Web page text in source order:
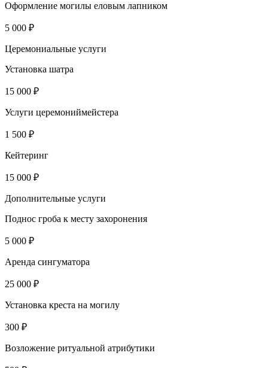
Оформление могилы еловым лапником
5 000 ₽
Церемониальные услуги
Установка шатра
15 000 ₽
Услуги церемониймейстера
1 500 ₽
Кейтеринг
15 000 ₽
Дополнительные услуги
Поднос гроба к месту захоронения
5 000 ₽
Аренда сингуматора
25 000 ₽
Установка креста на могилу
300 ₽
Возложение ритуальной атрибутики